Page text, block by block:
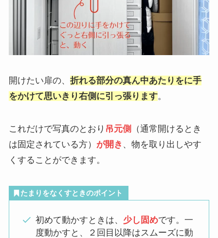
開けたい扉の、 折れる部分の真ん中あたりをに手
をかけて思いきり右側に引っ張ります。
これだけで写真のとおり 吊元側
（通常開けるとき
は固定されている方） が開き 、物を取り出しやす
くすることができます。
たまりをなくすときのポイント
初めて動かすときは、 少し固めです。一
度動かすと、２回目以降はスムーズに動